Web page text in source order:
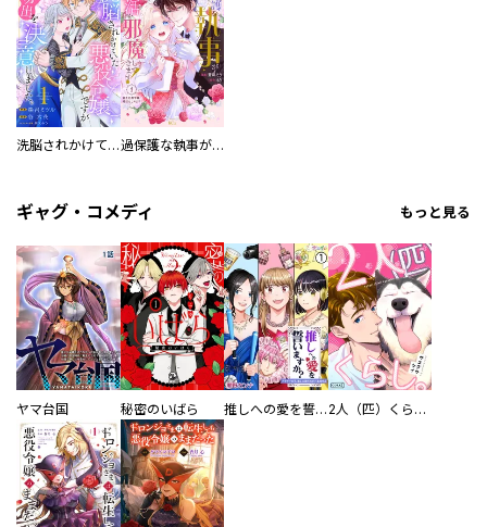
洗脳されかけていた悪役令嬢ですが家出を決意しました。【電子単行本版／特典おまけ付き】 過保護な執事が私の婚活を邪魔してきます！ 分冊版
ギャグ・コメディ もっと見る
ヤマ台国 秘密のいばら 推しへの愛を誓いますか？～アラサー女子、推しは逃げぬが人生逃げる～ 2人（匹）くらし。